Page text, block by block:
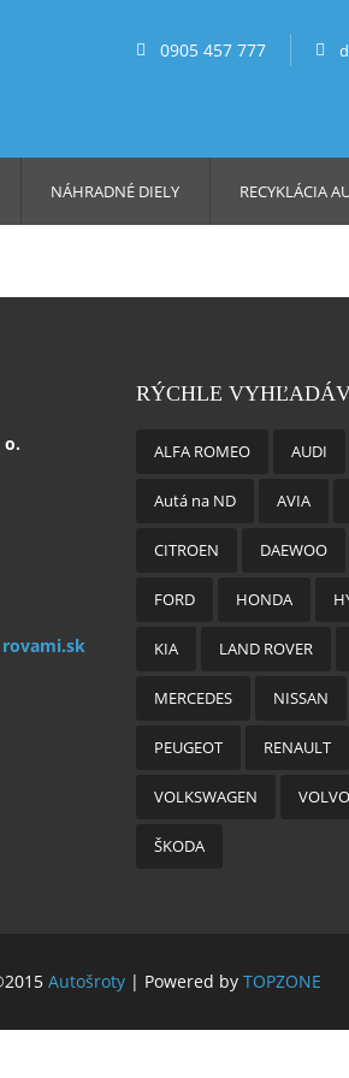
0905 457 777
NÁHRADNÉ DIELY RECYKLÁCIA
o.
RÝCHLE
ALFA ROMEO AUDI
Autá na ND AVIA
CITROEN DAEWOO
FORD HONDA
KIA LAND ROVER
MERCEDES NISSAN
PEUGEOT RENAULT
VOLKSWAGEN VOLVO
ŠKODA
Autošroty | Powered by TOPZONE